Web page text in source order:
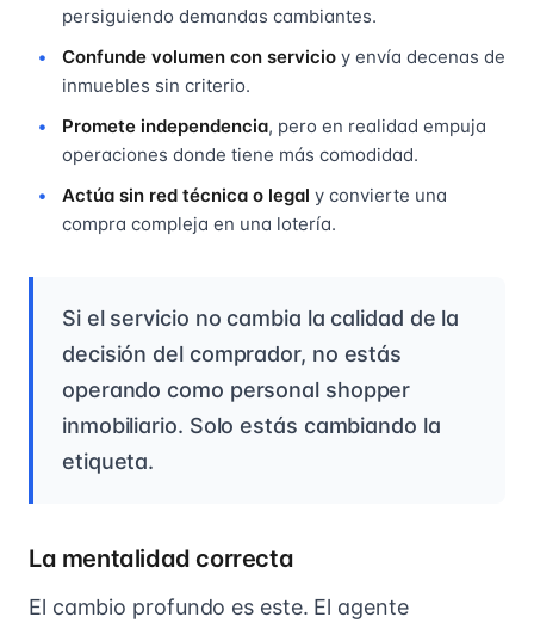
persiguiendo demandas cambiantes.
Confunde volumen con servicio y envía decenas de
inmuebles sin criterio.
Promete independencia, pero en realidad empuja
operaciones donde tiene más comodidad.
Actúa sin red técnica o legal y convierte una
compra compleja en una lotería.
Si el servicio no cambia la calidad de la
decisión del comprador, no estás
operando como personal shopper
inmobiliario. Solo estás cambiando la
etiqueta.
La mentalidad correcta
El cambio profundo es este. El agente